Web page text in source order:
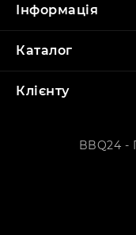
Інформація
Каталог
Клієнту
BBQ24 -